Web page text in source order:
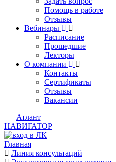
Помощь в работе
Отзывы
Вебинары
Расписание
Прошедшие
Лекторы
О компании
Контакты
Сертификаты
Отзывы
Вакансии
Атлант
НАВИГАТОР
Главная
Линия консультаций